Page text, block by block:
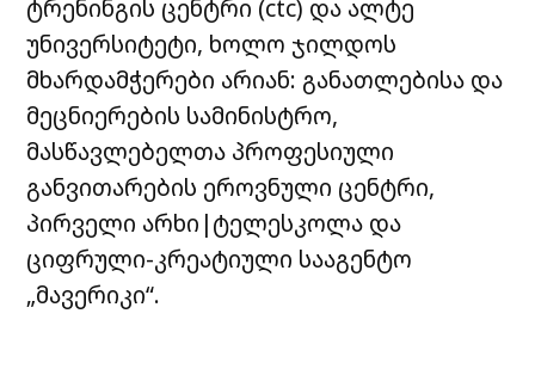
ტრენინგის ცენტრი (ctc) და ალტე
უნივერსიტეტი, ხოლო ჯილდოს
მხარდამჭერები არიან: განათლებისა და
მეცნიერების სამინისტრო,
მასწავლებელთა პროფესიული
განვითარების ეროვნული ცენტრი,
პირველი არხი|ტელესკოლა და
ციფრული-კრეატიული სააგენტო
„მავერიკი“.